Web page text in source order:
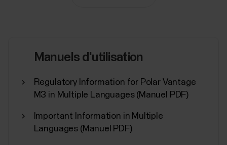
Recharge™
​Nightly Recharge™ mesure votre récupération
nocturne et indique dans quelle mesure votre corps
ces derniers temps. Le stress général peut provenir
de différentes sources, telles que le travail, la famille,
Manuels d'utilisation
Regulatory Information for Polar Vantage
M3 in Multiple Languages (Manuel PDF)
Important Information in Multiple
Languages (Manuel PDF)